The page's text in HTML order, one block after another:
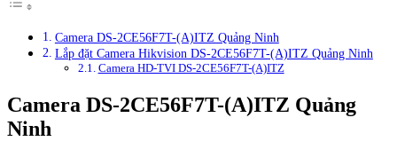
Camera DS-2CE56F7T-(A)ITZ Quảng Ninh
Lắp đặt Camera Hikvision DS-2CE56F7T-(A)ITZ Quảng Ninh
Camera HD-TVI DS-2CE56F7T-(A)ITZ
Camera DS-2CE56F7T-(A)ITZ Quảng
Ninh